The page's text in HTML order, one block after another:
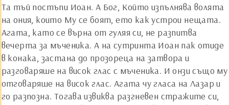
Та тъй постъпи Иоан. А Бог, Който изпълнява волята
на ония, които Му се боят, ето как устрои нещата.
Агата, като се върна от гуляя си, не разпитва
вечерта за мъченика. А на сутринта Иоан пак отиде
в конака, застана до прозореца на затвора и
разговаряше на висок глас с мъченика. И онзи също му
отговаряше на висок глас. Агата чу гласа на Лазар и
го разпозна. Тогава извиква разгневен стражите си,